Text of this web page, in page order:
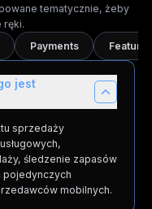
tematycznie, żeby
ręki.
Payments
jest
sprzedaży
śledzenie zapasów
pojedynczych
mobilnych.